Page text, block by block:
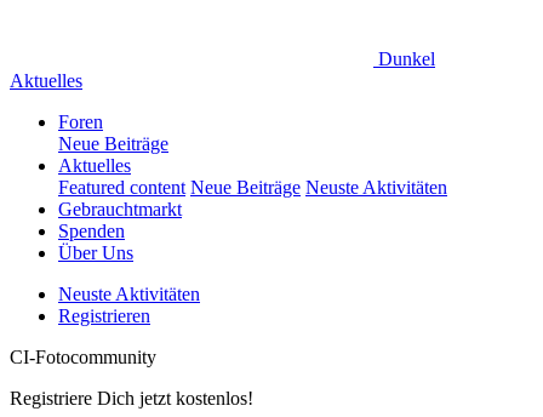
Dunkel
Aktuelles
Foren
Neue Beiträge
Aktuelles
Featured content Neue Beiträge Neuste Aktivitäten
Gebrauchtmarkt
Spenden
Über Uns
Neuste Aktivitäten
Registrieren
CI-Fotocommunity
Registriere Dich jetzt kostenlos!